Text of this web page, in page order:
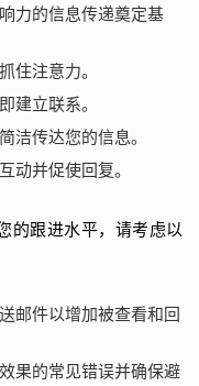
力的信息传递奠定基
住注意力。
建立联系。
洁传达您的信息。
动并促使回复。
的跟进水平，请考虑以
邮件以增加被查看和回
果的常见错误并确保避